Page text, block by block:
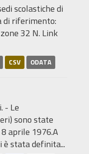
scolastiche di
di riferimento:
32 N. Link
CSV ODATA
- Le
sono state
aprile 1976.A
è stata definita...